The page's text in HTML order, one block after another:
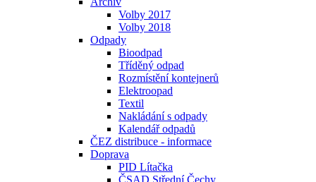
Volby 2017
Volby 2018
Odpady
Bioodpad
Tříděný odpad
Rozmístění kontejnerů
Elektroopad
Textil
Nakládání s odpady
Kalendář odpadů
ČEZ distribuce - informace
Doprava
PID Lítačka
ČSAD Střední Čechy